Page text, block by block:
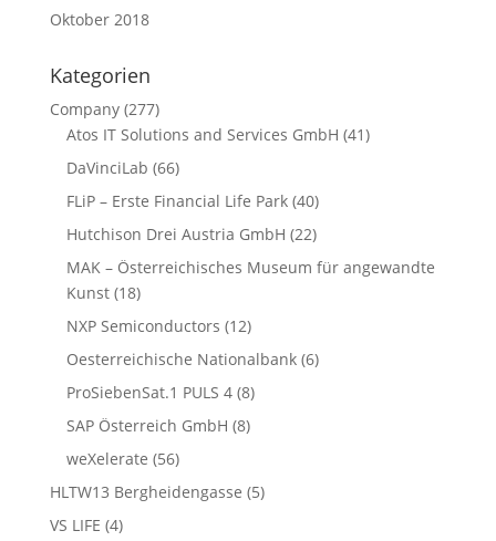
Oktober 2018
Kategorien
Company(277)
Atos IT Solutions and Services GmbH (41)
DaVinciLab (66)
FLiP – Erste Financial Life Park(40)
Hutchison Drei Austria GmbH (22)
MAK – Österreichisches Museum für angewandte
Kunst(18)
NXP Semiconductors (12)
Oesterreichische Nationalbank(6)
ProSiebenSat.1 PULS 4(8)
SAP Österreich GmbH (8)
weXelerate (56)
HLTW13 Bergheidengasse (5)
VS LIFE (4)